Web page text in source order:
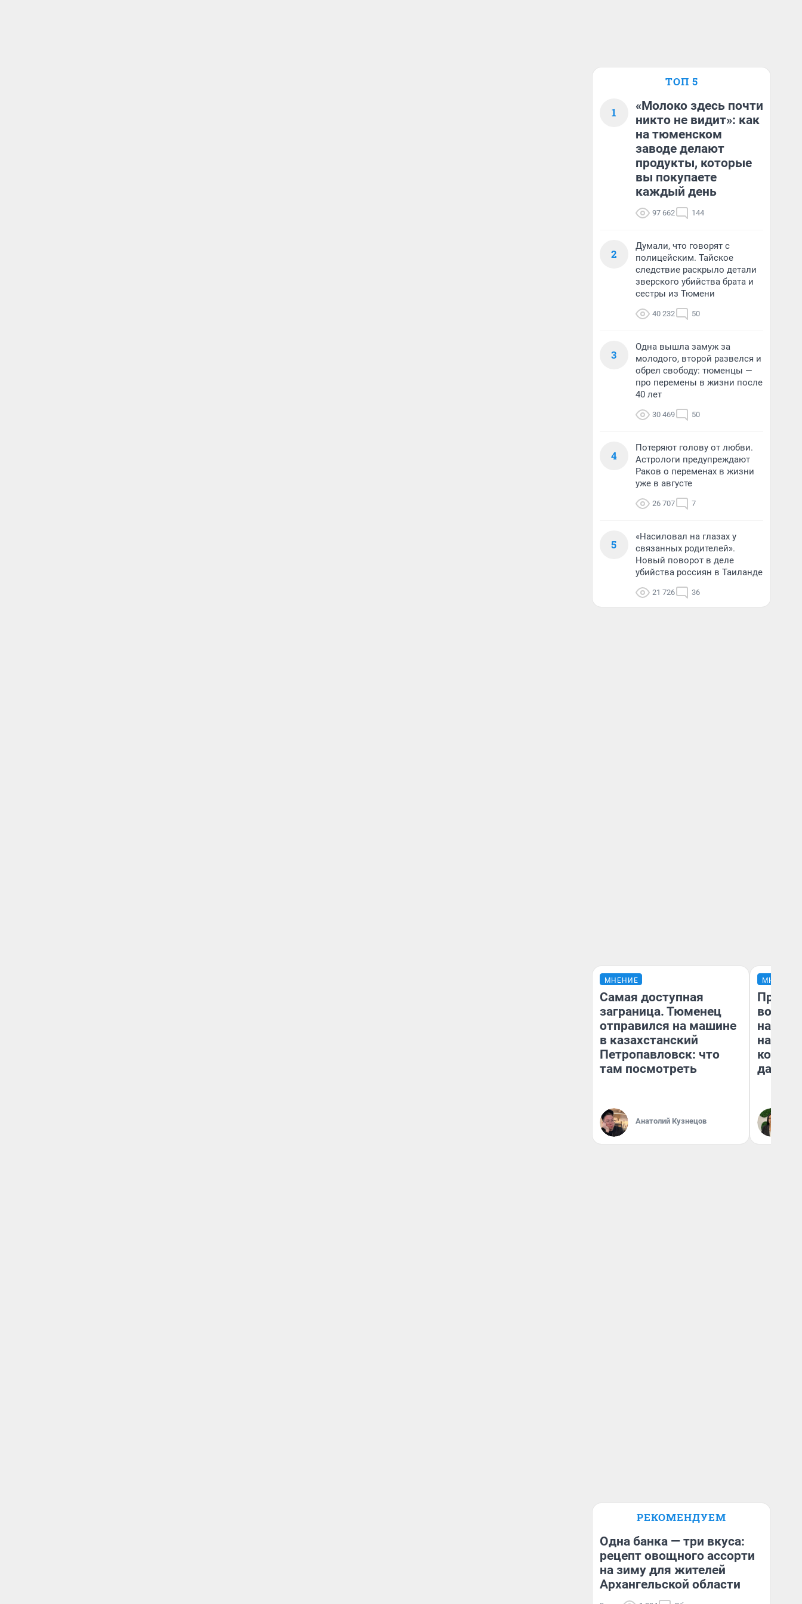
ТОП 5
1
«Молоко здесь почти
никто не видит»: как
на тюменском
заводе делают
продукты, которые
вы покупаете
каждый день
97 662 144
2
Думали, что говорят с
полицейским. Тайское
следствие раскрыло детали
зверского убийства брата и
сестры из Тюмени
40 232 50
3
Одна вышла замуж за
молодого, второй развелся и
обрел свободу: тюменцы —
про перемены в жизни после
40 лет
30 469 50
4
Потеряют голову от любви.
Астрологи предупреждают
Раков о переменах в жизни
уже в августе
26 707 7
5
«Насиловал на глазах у
связанных родителей».
Новый поворот в деле
убийства россиян в Таиланде
21 726 36
МНЕНИЕ
Самая доступная
заграница. Тюменец
отправился на машине
в казахстанский
Петропавловск: что
там посмотреть
Анатолий Кузнецов
МНЕНИЕ
нам
даже
РЕКОМЕНДУЕМ
Одна банка — три вкуса:
рецепт овощного ассорти
на зиму для жителей
Архангельской области